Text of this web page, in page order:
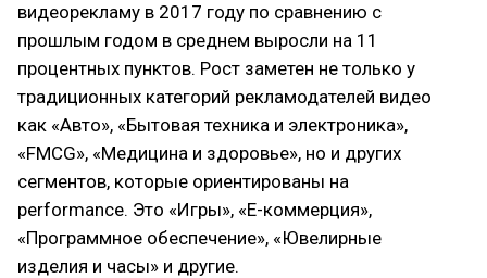
видеорекламу в 2017 году по сравнению с
прошлым годом в среднем выросли на 11
процентных пунктов. Рост заметен не только у
традиционных категорий рекламодателей видео
как «Авто», «Бытовая техника и электроника»,
«FMCG», «Медицина и здоровье», но и других
сегментов, которые ориентированы на
performance. Это «Игры», «Е-коммерция»,
«Программное обеспечение», «Ювелирные
изделия и часы» и другие.